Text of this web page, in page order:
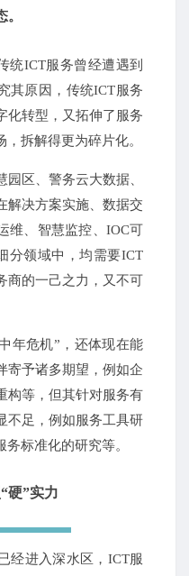
统ICT服务曾经遭遇到
其原因，传统ICT服务
化转型，又拓伸了服务
拆解得更为碎片化。
区、警务云大数据、
解决方案实施、数据交
维、智慧监控、IOC可
分领域中，均需要ICT
商的一己之力，又不可
年危机”，还体现在能
寄予诸多期望，例如企
构等，但其针对服务有
不足，例如服务工具研
标准化的研究等。
硬”实力
经进入深水区，ICT服